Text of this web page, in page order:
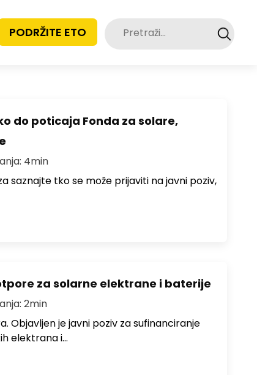
PODRŽITE ETO Pretraži:
do poticaja Fonda za solare,
4min
saznajte tko se može prijaviti na javni poziv,
za solarne elektrane i baterije
2min
Objavljen je javni poziv za sufinanciranje
elektrana i…